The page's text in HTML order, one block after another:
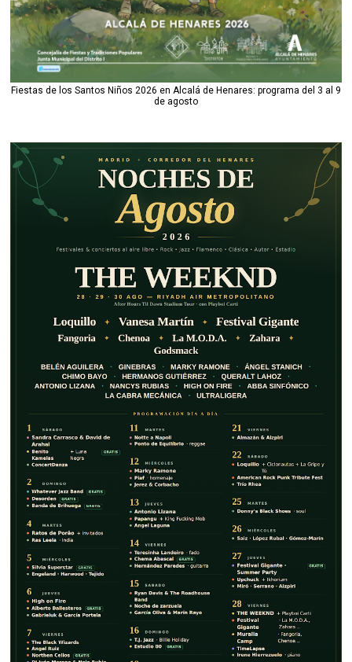
Fiestas de los Santos Niños 2026 en Alcalá de Henares: programa del 3 al 9
de agosto